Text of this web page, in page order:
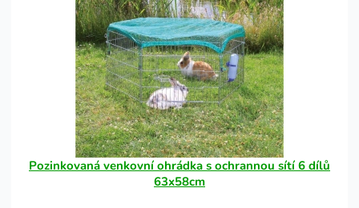
Pozinkovaná venkovní ohrádka s ochrannou sítí 6 dílů
63x58cm